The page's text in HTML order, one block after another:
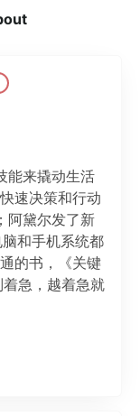
能来撬动生活
速决策和行动
阿黛尔发了新
和手机系统都
的书，《关键
急，越着急就